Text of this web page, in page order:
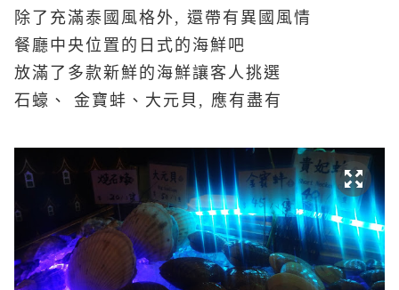
除了充滿泰國風格外, 還帶有異國風情
餐廳中央位置的日式的海鮮吧
放滿了多款新鮮的海鮮讓客人挑選
石蠔、 金寶蚌、大元貝, 應有盡有